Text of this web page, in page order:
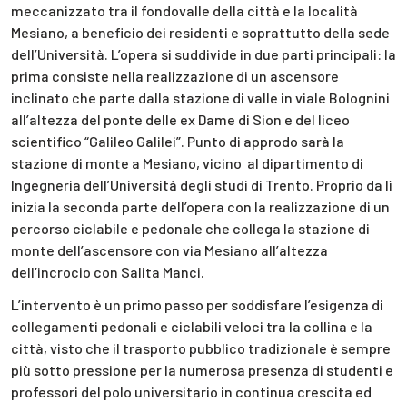
meccanizzato tra il fondovalle della città e la località
Mesiano, a beneficio dei residenti e soprattutto della sede
dell’Università. L’opera si suddivide in due parti principali: la
prima consiste nella realizzazione di un ascensore
inclinato che parte dalla stazione di valle in viale Bolognini
all’altezza del ponte delle ex Dame di Sion e del liceo
scientifico “Galileo Galilei”. Punto di approdo sarà la
stazione di monte a Mesiano, vicino al dipartimento di
Ingegneria dell’Università degli studi di Trento. Proprio da lì
inizia la seconda parte dell’opera con la realizzazione di un
percorso ciclabile e pedonale che collega la stazione di
monte dell’ascensore con via Mesiano all’altezza
dell’incrocio con Salita Manci.
L’intervento è un primo passo per soddisfare l’esigenza di
collegamenti pedonali e ciclabili veloci tra la collina e la
città, visto che il trasporto pubblico tradizionale è sempre
più sotto pressione per la numerosa presenza di studenti e
professori del polo universitario in continua crescita ed